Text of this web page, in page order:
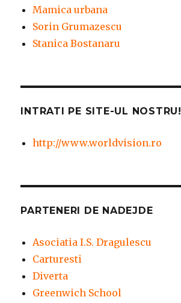
Mamica urbana
Sorin Grumazescu
Stanica Bostanaru
INTRATI PE SITE-UL NOSTRU!
http://www.worldvision.ro
PARTENERI DE NADEJDE
Asociatia I.S. Dragulescu
Carturesti
Diverta
Greenwich School